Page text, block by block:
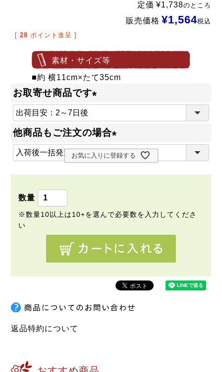
定価 ¥1,738のところ
販売価格 ¥1,564税込
[ 28 ポイント進呈 ]
素材・サイズ等
■約 横11cm×たて35cm
お取寄せ商品です
必
)
他商品もご注文の場合
(
お気に入りに登録する
返品特約について